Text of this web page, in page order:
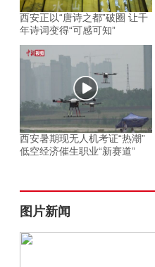
西安正以“唐诗之都”破圈 让千
年诗词变得“可感可知”
西安暑期现无人机考证“热潮”
低空经济催生职业“新赛道”
图片新闻